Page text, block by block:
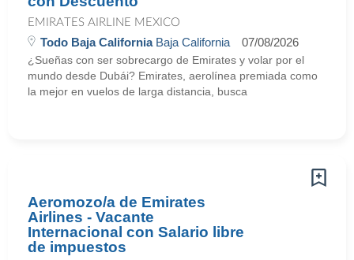
EMIRATES AIRLINE MEXICO
Todo Baja CaliforniaBaja California 07/08/2026
¿Sueñas con ser sobrecargo de Emirates y volar por el
mundo desde Dubái? Emirates, aerolínea premiada como
la mejor en vuelos de larga distancia, busca
Aeromozo/a de Emirates
Airlines - Vacante
Internacional con Salario libre
de impuestos